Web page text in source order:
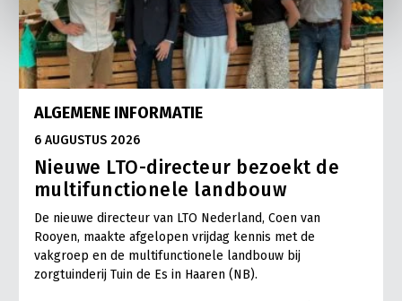
ALGEMENE INFORMATIE
6 AUGUSTUS 2026
Nieuwe LTO-directeur bezoekt de
multifunctionele landbouw
De nieuwe directeur van LTO Nederland, Coen van
Rooyen, maakte afgelopen vrijdag kennis met de
vakgroep en de multifunctionele landbouw bij
zorgtuinderij Tuin de Es in Haaren (NB).